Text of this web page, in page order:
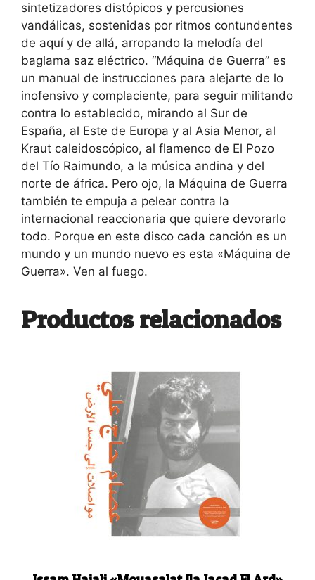
sintetizadores distópicos y percusiones
vandálicas, sostenidas por ritmos contundentes
de aquí y de allá, arropando la melodía del
baglama saz eléctrico. “Máquina de Guerra” es
un manual de instrucciones para alejarte de lo
inofensivo y complaciente, para seguir militando
contra lo establecido, mirando al Sur de
España, al Este de Europa y al Asia Menor, al
Kraut caleidoscópico, al flamenco de El Pozo
del Tío Raimundo, a la música andina y del
norte de áfrica. Pero ojo, la Máquina de Guerra
también te empuja a pelear contra la
internacional reaccionaria que quiere devorarlo
todo. Porque en este disco cada canción es un
mundo y un mundo nuevo es esta «Máquina de
Guerra». Ven al fuego.
Productos relacionados